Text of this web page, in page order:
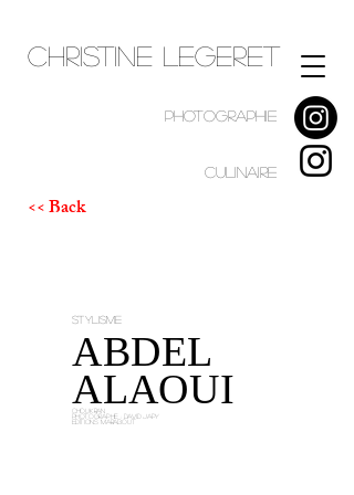
Christine Legeret
PHOTOGRAPHIE
CULINAIRE
<< Back
STYLISME
ABDEL
ALAOUI
CHOUKRAN
Photographe : DAVID JAPY
EDITIONS MARABOUT